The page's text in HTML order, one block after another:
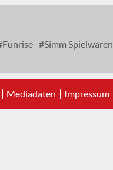
Funrise Simm Spielwaren
Mediadaten Impressum